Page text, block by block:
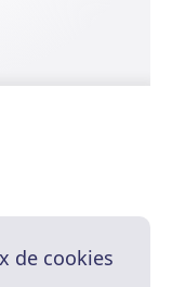
de cookies